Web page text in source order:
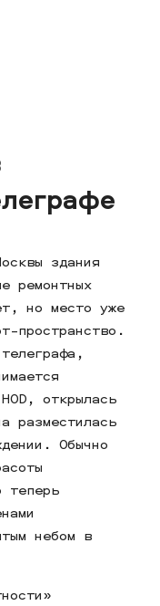
здания
ремонтных
но место уже
пространство.
открылась
разместилась
Обычно
теперь
небом в